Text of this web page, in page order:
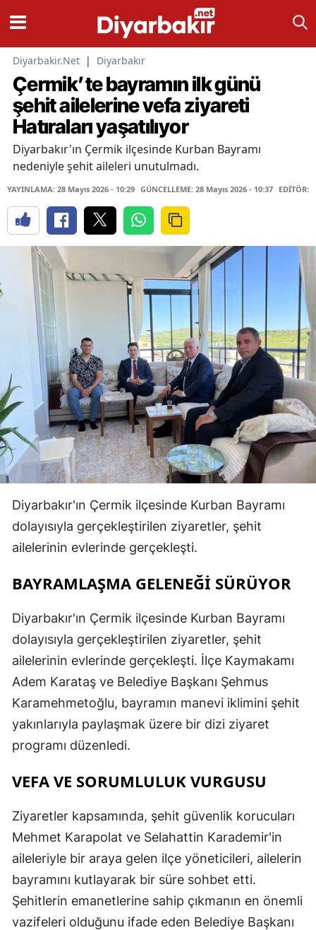
Diyarbakir.Net | Diyarbakır
Çermik’te bayramın ilk günü
şehit ailelerine vefa ziyareti
Hatıraları yaşatılıyor
Diyarbakır'ın Çermik ilçesinde Kurban Bayramı
nedeniyle şehit aileleri unutulmadı.
YAYINLAMA: 28 Mayıs 2026 - 10:29 GÜNCELLEME: 28 Mayıs 2026 - 10:37 EDİTÖR:
Diyarbakır'ın Çermik ilçesinde Kurban Bayramı
dolayısıyla gerçekleştirilen ziyaretler, şehit
ailelerinin evlerinde gerçekleşti.
BAYRAMLAŞMA GELENEĞİ SÜRÜYOR
Diyarbakır'ın Çermik ilçesinde Kurban Bayramı
dolayısıyla gerçekleştirilen ziyaretler, şehit
ailelerinin evlerinde gerçekleşti. İlçe Kaymakamı
Adem Karataş ve Belediye Başkanı Şehmus
Karamehmetoğlu, bayramın manevi iklimini şehit
yakınlarıyla paylaşmak üzere bir dizi ziyaret
programı düzenledi.
VEFA VE SORUMLULUK VURGUSU
Ziyaretler kapsamında, şehit güvenlik korucuları
Mehmet Karapolat ve Selahattin Karademir'in
aileleriyle bir araya gelen ilçe yöneticileri, ailelerin
bayramını kutlayarak bir süre sohbet etti.
Şehitlerin emanetlerine sahip çıkmanın en önemli
vazifeleri olduğunu ifade eden Belediye Başkanı